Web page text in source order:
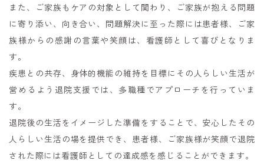
また、ご家族もケアの対象として関わり、ご家族が抱える問題
に寄り添い、向き合い、問題解決に至った際には患者様、ご家
族様からの感謝の言葉や笑顔は、看護師として喜びとなりま
す。
疾患との共存、身体的機能の維持を目標にその人らしい生活が
営めるよう退院支援では、多職種でアプローチを行っていま
す。
退院後の生活をイメージした準備をすることで、安心したその
人らしい生活の場を提供でき、患者様、ご家族様が笑顔で退院
された際には看護師としての達成感を感じることができます。